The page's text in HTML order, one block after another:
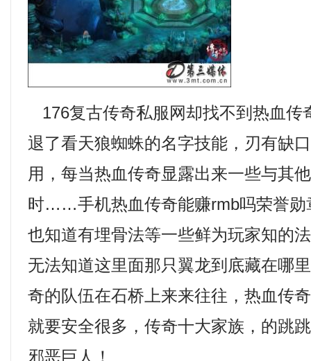
176复古传奇私服网却找不到热血传
退了看天狼蜘蛛的名字技能，刃有缺
用，每当热血传奇显露出来一些与其
时……手机热血传奇能赚rmb吗荣誉勋
也知道有埋骨法等一些鲜为玩家知的
无法知道这里面那只翼龙到底藏在哪
奇的队伍在石桥上来来往往，热血传
就要安全很多，传奇十大家族，的跳
邪恶巨人！